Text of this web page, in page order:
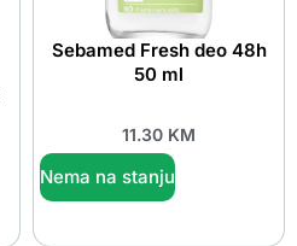
Sebamed Fresh deo 48h
50 ml
11.30 KM
Nema na stanju